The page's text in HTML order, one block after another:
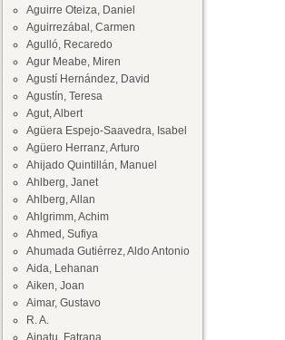
Aguirre Oteiza, Daniel
Aguirrezábal, Carmen
Agulló, Recaredo
Agur Meabe, Miren
Agustí Hernández, David
Agustín, Teresa
Agut, Albert
Agüera Espejo-Saavedra, Isabel
Agüero Herranz, Arturo
Ahijado Quintillán, Manuel
Ahlberg, Janet
Ahlberg, Allan
Ahlgrimm, Achim
Ahmed, Sufiya
Ahumada Gutiérrez, Aldo Antonio
Aida, Lehanan
Aiken, Joan
Aimar, Gustavo
R. A.
Ainatu, Fatrana